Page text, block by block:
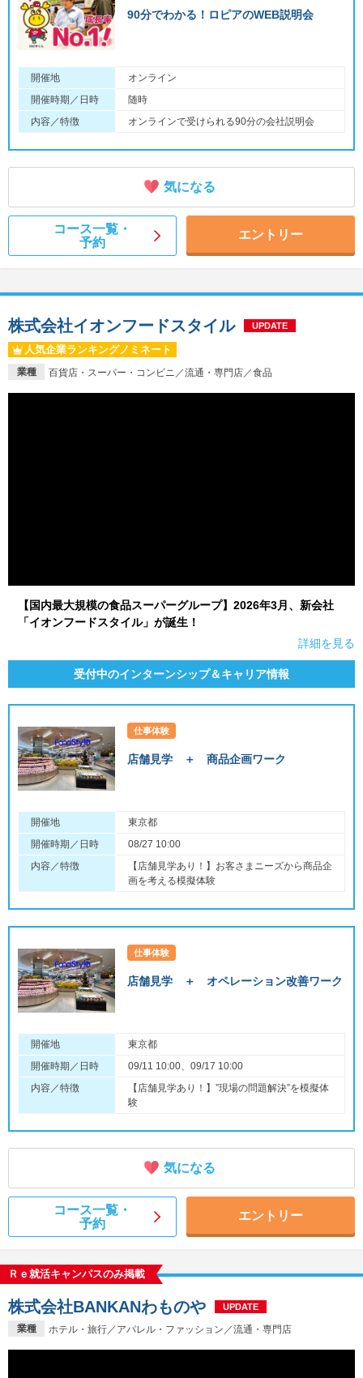
90分でわかる！ロピアのWEB説明会
開催地
オンライン
開催時期／日時
随時
内容／特徴
オンラインで受けられる90分の会社説明会
気になる
コース一覧・
予約
エントリー
業種 百貨店・スーパー・コンビニ／流通・専門店／食品
株式会社イオンフードスタイル UPDATE
人気企業ランキングノミネート
【国内最大規模の食品スーパーグループ】2026年3月、新会社
「イオンフードスタイル」が誕生！
詳細を見る
受付中のインターンシップ＆キャリア情報
仕事体験
店舗見学 ＋ 商品企画ワーク
開催地
東京都
開催時期／日時
08/27 10:00
内容／特徴
【店舗見学あり！】お客さまニーズから商品企
画を考える模擬体験
仕事体験
店舗見学 ＋ オペレーション改善ワーク
開催地
東京都
開催時期／日時
09/11 10:00、09/17 10:00
内容／特徴
【店舗見学あり！】”現場の問題解決”を模擬体
験
気になる
コース一覧・
予約
エントリー
Ｒｅ就活キャンパスのみ掲載
業種 ホテル・旅行／アパレル・ファッション／流通・専門店
株式会社BANKANわものや UPDATE